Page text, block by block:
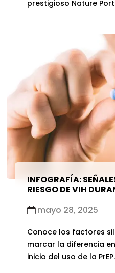
prestigioso Nature
INFOGRAFÍA:
RIESGO DE VIH
mayo 28, 2025
Conoce los factores
marcar la diferencia
inicio del uso de la PrEP.